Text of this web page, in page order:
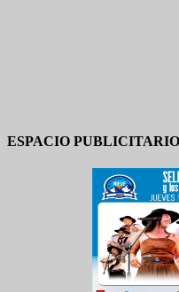
ESPACIO PUBLICITARIO